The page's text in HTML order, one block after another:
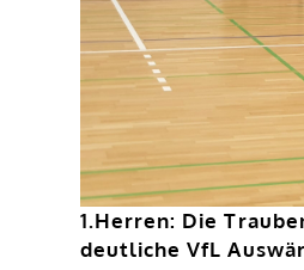
1.Herren: Die
deutliche VfL